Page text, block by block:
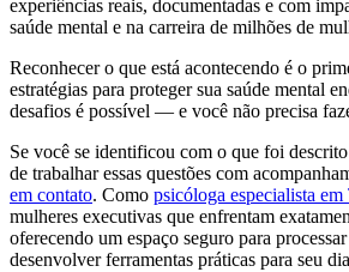
experiências reais, documentadas e com
saúde mental e na carreira de milhões de
Reconhecer o que está acontecendo é o
estratégias para proteger sua saúde mental
desafios é possível — e você não precisa
Se você se identificou com o que foi
de trabalhar essas questões com
em contato. Como psicóloga especialista
mulheres executivas que enfrentam
oferecendo um espaço seguro para
desenvolver ferramentas práticas para seu